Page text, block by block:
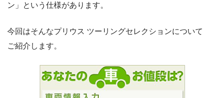
ン」という仕様があります。
今回はそんなプリウス ツーリングセレクションについて
ご紹介します。